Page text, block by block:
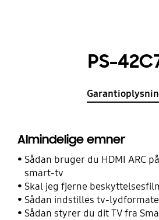
PS-
Almindelige emner
Sådan bruger du HDMI ARC
smart-tv
Skal jeg fjerne
Sådan indstilles tv-
Sådan styrer du dit TV fra